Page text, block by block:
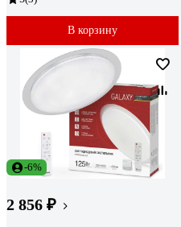
В корзину
-6%
2 856 ₽